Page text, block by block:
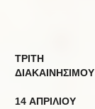
ΤΡΙΤΗ
ΔΙΑΚΑΙΝΗΣΙΜΟΥ
14 ΑΠΡΙΛΙΟΥ